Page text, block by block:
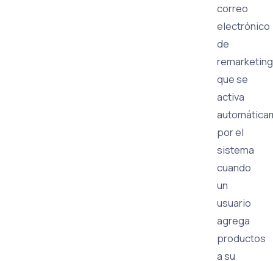
correo
electrónico
de
remarketing
que se
activa
por el
sistema
cuando
un
usuario
agrega
productos
a su